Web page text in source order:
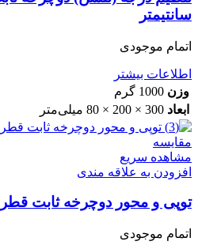
سانتیمتر
اتمام موجودی
اطلاعات بیشتر
وزن 1000 گرم
ابعاد 300 × 200 × 80 میلی‌متر
مقایسه
مشاهده سریع
افزودن به علاقه مندی
توپی و محور دوچرخه ثابت قطر 23 سانتیمتر
اتمام موجودی